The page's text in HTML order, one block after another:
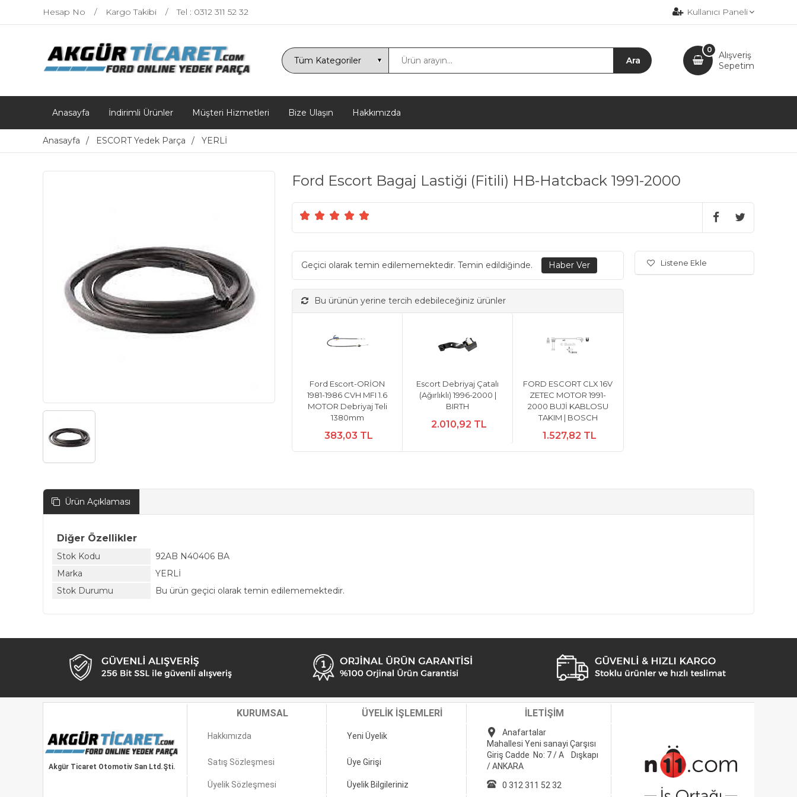
Hesap No Kargo Takibi Tel : 0312 311 52 32 Kullanıcı Paneli
Alışveriş
Sepetim
0
Anasayfa İndirimli Ürünler Müşteri Hizmetleri Bize Ulaşın Hakkımızda
Anasayfa ESCORT Yedek Parça YERLİ
Ford Escort Bagaj Lastiği (Fitili) HB-Hatcback 1991-2000
Geçici olarak temin edilememektedir. Temin edildiğinde.
Bu ürünün yerine tercih edebileceğiniz ürünler
Ford Escort-ORİON
1981-1986 CVH MFI 1.6
MOTOR Debriyaj Teli
1380mm
383,03 TL
Escort Debriyaj Çatalı
(Ağırlıklı) 1996-2000 |
BIRTH
2.010,92 TL
FORD ESCORT CLX 16V
ZETEC MOTOR 1991-
2000 BUJİ KABLOSU
TAKIM | BOSCH
1.527,82 TL
Listene Ekle
Ürün Açıklaması
Diğer Özellikler
Stok Kodu
92AB N40406 BA
Marka
YERLİ
Stok Durumu
Bu ürün geçici olarak temin edilememektedir.
Akgür Ticaret Otomotiv San Ltd.Şti.
KURUMSAL ÜYELİK İŞLEMLERİ İLETİŞİM
Hakkımızda Yeni Üyelik
Anafartalar
Mahallesi Yeni sanayi Çarşısı
Giriş Cadde No: 7 / A Dışkapı
/ ANKARA
Satış Sözleşmesi Üye Girişi
Üyelik Sözleşmesi Üyelik Bilgileriniz 0 312 311 52 32